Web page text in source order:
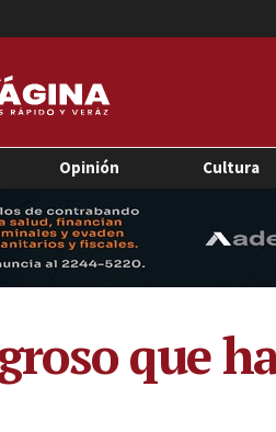
Opinión Cultura
que